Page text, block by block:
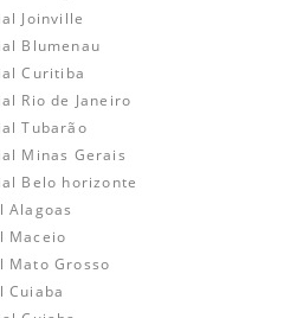
Joinville
Blumenau
Curitiba
Rio de Janeiro
Tubarão
Minas Gerais
Belo horizonte
Alagoas
Maceio
Mato Grosso
Cuiaba